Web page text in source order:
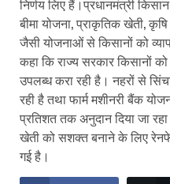
निर्णय लिए हैं।प्रधानमंत्री
बीमा योजना, प्राकृतिक खेती,
जैसी योजनाओं से किसानों को
कहा कि राज्य सरकार किसानों
उपलब्ध करा रही है। नहरों से
रही है तथा फार्म मशीनरी बैंक
प्रतिशत तक अनुदान दिया जा रहा
खेती को सशक्त बनाने के लिए
गई है।